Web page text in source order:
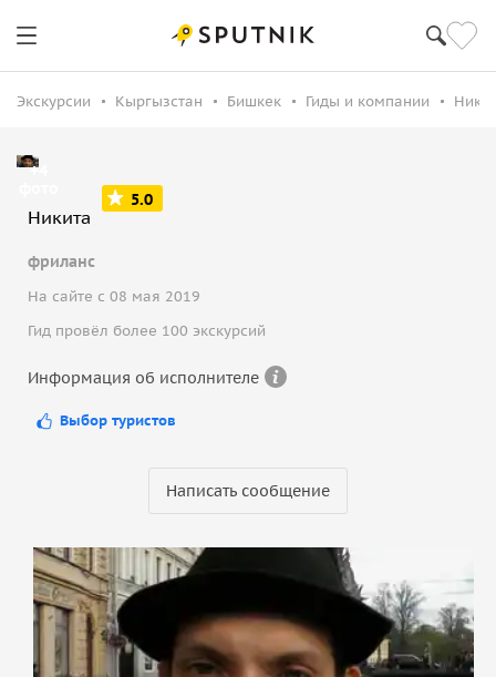
Экскурсии Кыргызстан Бишкек Гиды и компании
+4
Никита
5.0
фриланс
На сайте с 08 мая 2019
Гид провёл более 100 экскурсий
Информация об исполнителе
Выбор туристов
Написать сообщение